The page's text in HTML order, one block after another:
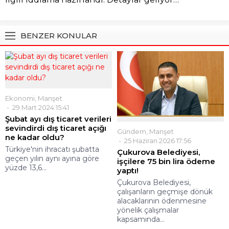
BENZER KONULAR
Ekonomi Manşet
29 Mart 2024 15:41
Şubat ayı dış ticaret verileri
sevindirdi dış ticaret açığı
ne kadar oldu?
Türkiye'nin ihracatı şubatta
geçen yılın aynı ayına göre
yüzde 13,6...
Gündem Manşet
25 Haziran 2026 17:56
Çukurova Belediyesi,
işçilere 75 bin lira ödeme
yaptı!
Çukurova Belediyesi,
çalışanların geçmişe dönük
alacaklarının ödenmesine
yönelik çalışmalar
kapsamında...